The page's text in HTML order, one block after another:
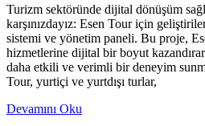
Turizm sektöründe dijital dönüşüm
karşınızdayız: Esen Tour için
sistemi ve yönetim paneli. Bu proje,
hizmetlerine dijital bir boyut
daha etkili ve verimli bir deneyim
Tour, yurtiçi ve yurtdışı turlar,
Devamını Oku